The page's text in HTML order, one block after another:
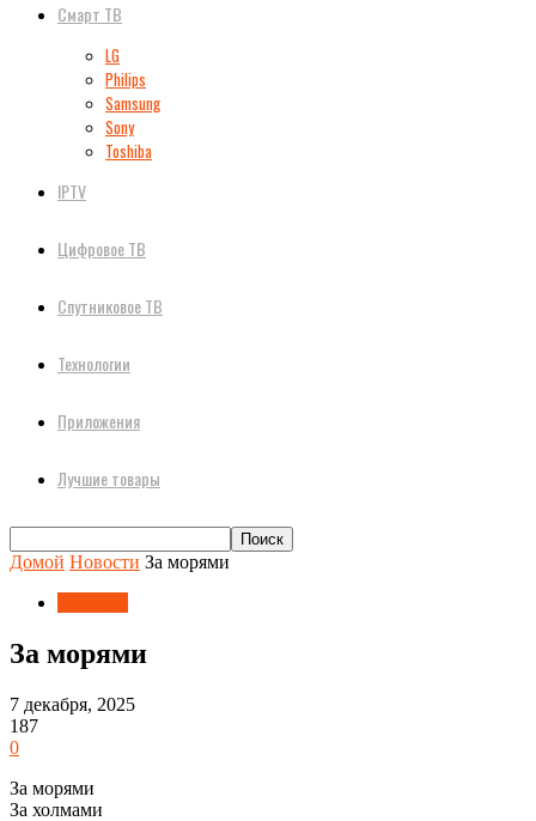
Смарт ТВ
LG
Philips
Samsung
Sony
Toshiba
IPTV
Цифровое ТВ
Спутниковое ТВ
Технологии
Приложения
Лучшие товары
Домой Новости За морями
За морями
7 декабря, 2025
187
0
За морями
За холмами